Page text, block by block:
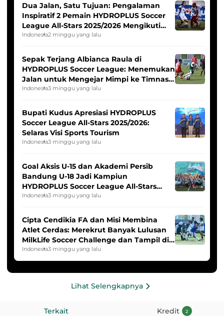
Dua Jalan, Satu Tujuan: Pengalaman
Inspiratif 2 Pemain HYDROPLUS Soccer
League All-Stars 2025/2026 Mengikuti
Seleksi Timnas Indonesia Putri
Indonesia2 minggu yang lalu
Sepak Terjang Albianca Raula di
HYDROPLUS Soccer League: Menemukan
Jalan untuk Mengejar Mimpi ke Timnas
Indonesia Putri
Indonesia3 minggu yang lalu
Bupati Kudus Apresiasi HYDROPLUS
Soccer League All-Stars 2025/2026:
Selaras Visi Sports Tourism
Indonesia3 minggu yang lalu
Goal Aksis U-15 dan Akademi Persib
Bandung U-18 Jadi Kampiun
HYDROPLUS Soccer League All-Stars
2025/2026
Indonesia3 minggu yang lalu
Cipta Cendikia FA dan Misi Membina
Atlet Cerdas: Merekrut Banyak Lulusan
MilkLife Soccer Challenge dan Tampil di
HYDROPLUS Soccer League
Indonesia3 minggu yang lalu
Lihat Selengkapnya
Terkait Kredit 2